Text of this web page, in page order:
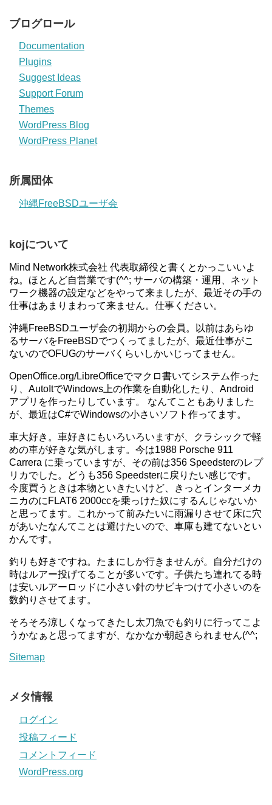
ブログロール
Documentation
Plugins
Suggest Ideas
Support Forum
Themes
WordPress Blog
WordPress Planet
所属団体
沖縄FreeBSDユーザ会
kojについて
Mind Network株式会社 代表取締役と書くとかっこいいよ
ね。ほとんど自営業です(^^; サーバの構築・運用、ネット
ワーク機器の設定などをやって来ましたが、最近その手の
仕事はあまりまわって来ません。仕事ください。
沖縄FreeBSDユーザ会の初期からの会員。以前はあらゆ
るサーバをFreeBSDでつくってましたが、最近仕事がこ
ないのでOFUGのサーバくらいしかいじってません。
OpenOffice.org/LibreOfficeでマクロ書いてシステム作った
り、AutoItでWindows上の作業を自動化したり、Android
アプリを作ったりしています。 なんてこともありました
が、最近はC#でWindowsの小さいソフト作ってます。
車大好き。車好きにもいろいろいますが、クラシックで軽
めの車が好きな気がします。今は1988 Porsche 911
Carrera に乗っていますが、その前は356 Speedsterのレプ
リカでした。どうも356 Speedsterに戻りたい感じです。
今度買うときは本物といきたいけど、きっとインターメカ
ニカのにFLAT6 2000ccを乗っけた奴にするんじゃないか
と思ってます。これかって前みたいに雨漏りさせて床に穴
があいたなんてことは避けたいので、車庫も建てないとい
かんです。
釣りも好きですね。たまにしか行きませんが。自分だけの
時はルアー投げてることが多いです。子供たち連れてる時
は安いルアーロッドに小さい針のサビキつけて小さいのを
数釣りさせてます。
そろそろ涼しくなってきたし太刀魚でも釣りに行ってこよ
うかなぁと思ってますが、なかなか朝起きられません(^^;
Sitemap
メタ情報
ログイン
投稿フィード
コメントフィード
WordPress.org